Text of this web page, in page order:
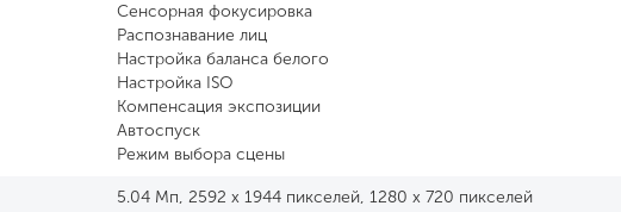
Сенсорная фокусировка
Распознавание лиц
Настройка баланса белого
Настройка ISO
Компенсация экспозиции
Автоспуск
Режим выбора сцены
5.04 Мп, 2592 x 1944 пикселей, 1280 x 720 пикселей